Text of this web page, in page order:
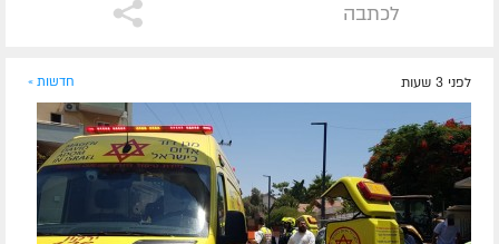
לכתבה
לפני 3 שעות חדשות »